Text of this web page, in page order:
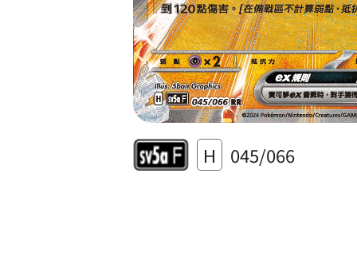
H 045/066